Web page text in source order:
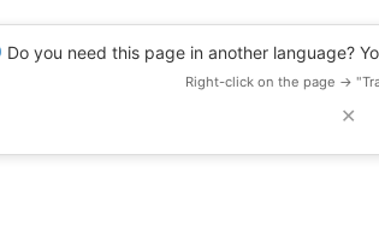
Do you need this page in another language?
Right-click on the page →
✕